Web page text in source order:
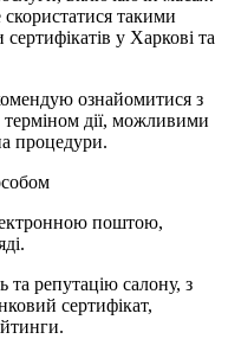
такими
у Харкові та
ознайомитися з
дії, можливими
процедури.
поштою,
та репутацію салону, з
сертифікат,